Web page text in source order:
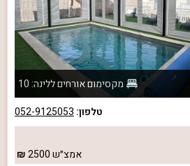
מקסימום אורחים ללינה: 10
טלפון: 052-9125053
אמצ״ש2500